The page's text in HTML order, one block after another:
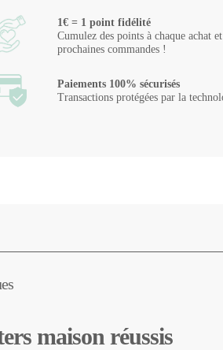
1€ = 1 point fidélité
Cumulez des points à chaque achat
prochaines commandes !
Paiements 100% sécurisés
Transactions protégées par la
maison réussis